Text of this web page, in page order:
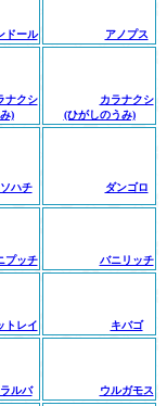
ドール アノプス
ナクシ
)
カラナクシ
(ひがしのうみ)
ハチ ダンゴロ
プッチ バニリッチ
トレイ キバゴ
ルバ ウルガモス